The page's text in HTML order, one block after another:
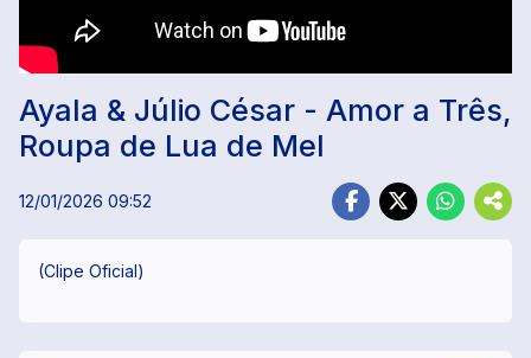
Ayala & Júlio César - Amor a Três,
Roupa de Lua de Mel
12/01/2026 09:52
(Clipe Oficial)